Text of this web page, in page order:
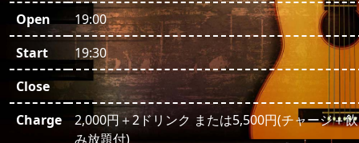
Open
19:00
Start
19:30
Close
Charge
2,000円＋2ドリンク または5,500円(チャージ＋飲
み放題付)